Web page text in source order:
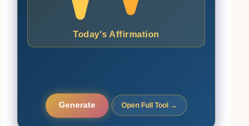
Today's Affirmation
Generate Open Full Tool →